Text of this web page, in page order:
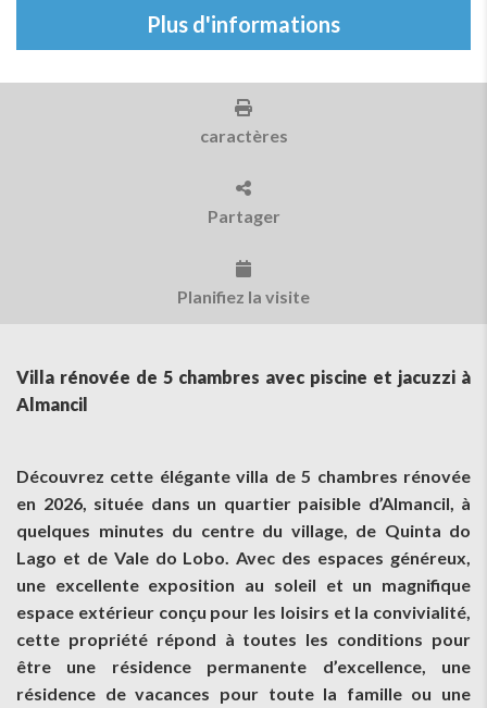
Plus d'informations
caractères
Partager
Planifiez la visite
Villa rénovée de 5 chambres avec piscine et jacuzzi à
Almancil
Découvrez cette élégante villa de 5 chambres rénovée
en 2026, située dans un quartier paisible d’Almancil, à
quelques minutes du centre du village, de Quinta do
Lago et de Vale do Lobo. Avec des espaces généreux,
une excellente exposition au soleil et un magnifique
espace extérieur conçu pour les loisirs et la convivialité,
cette propriété répond à toutes les conditions pour
être une résidence permanente d’excellence, une
résidence de vacances pour toute la famille ou une